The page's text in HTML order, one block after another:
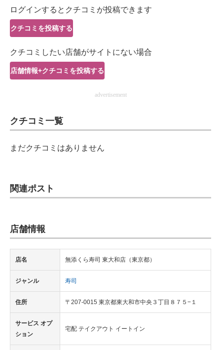
企業向けIT製品の総合サイト
IT製品の技術・比較・事例
製造業のIT導入・活用を支援
エレクトロニクス専門サイト
電子設計の基本と応用
ちょっと気になるネットの話題
ログインするとクチコミが投稿できます
クチコミを投稿する
クチコミしたい店舗がサイトにない場合
店舗情報+クチコミを投稿する
advertisement
クチコミ一覧
まだクチコミはありません
関連ポスト
店舗情報
店名 無添くら寿司 東大和店（東京都）
ジャンル 寿司
住所 〒207-0015 東京都東大和市中央３丁目８７５−１
サービス オプ
ション
宅配 テイクアウト イートイン